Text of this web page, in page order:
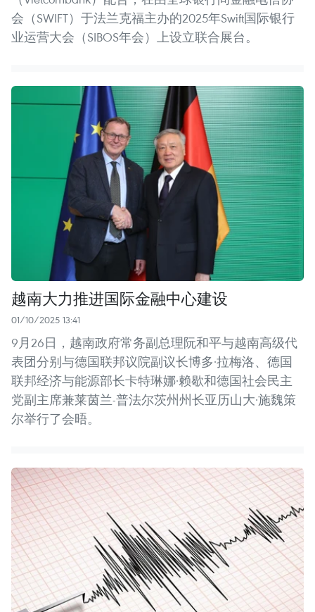
会（SWIFT）于法兰克福主办的2025年Swift国际银行
业运营大会（SIBOS年会）上设立联合展台。
越南大力推进国际金融中心建设
01/10/2025 13:41
9月26日，越南政府常务副总理阮和平与越南高级代
表团分别与德国联邦议院副议长博多·拉梅洛、德国
联邦经济与能源部长卡特琳娜·赖歇和德国社会民主
党副主席兼莱茵兰-普法尔茨州州长亚历山大·施魏策
尔举行了会晤。